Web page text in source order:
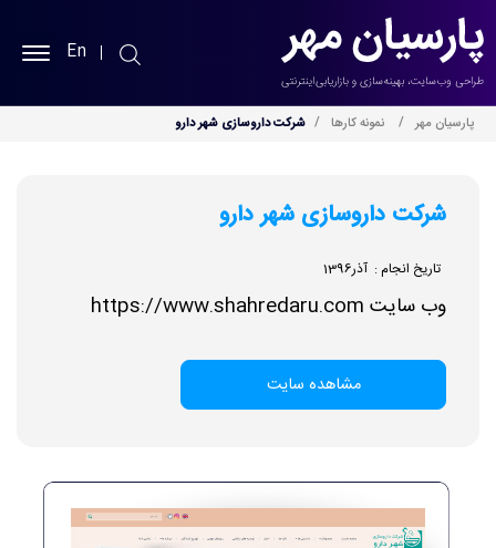
پارسیان مهر
نمونه کارها
خدمات
بلاگ
تماس با ما
En
پارسیان مهر نمونه کارها شرکت داروسازی شهر دارو
شرکت داروسازی شهر دارو
تاریخ انجام : آذر1396
وب سایت https://www.shahredaru.com
مشاهده سایت